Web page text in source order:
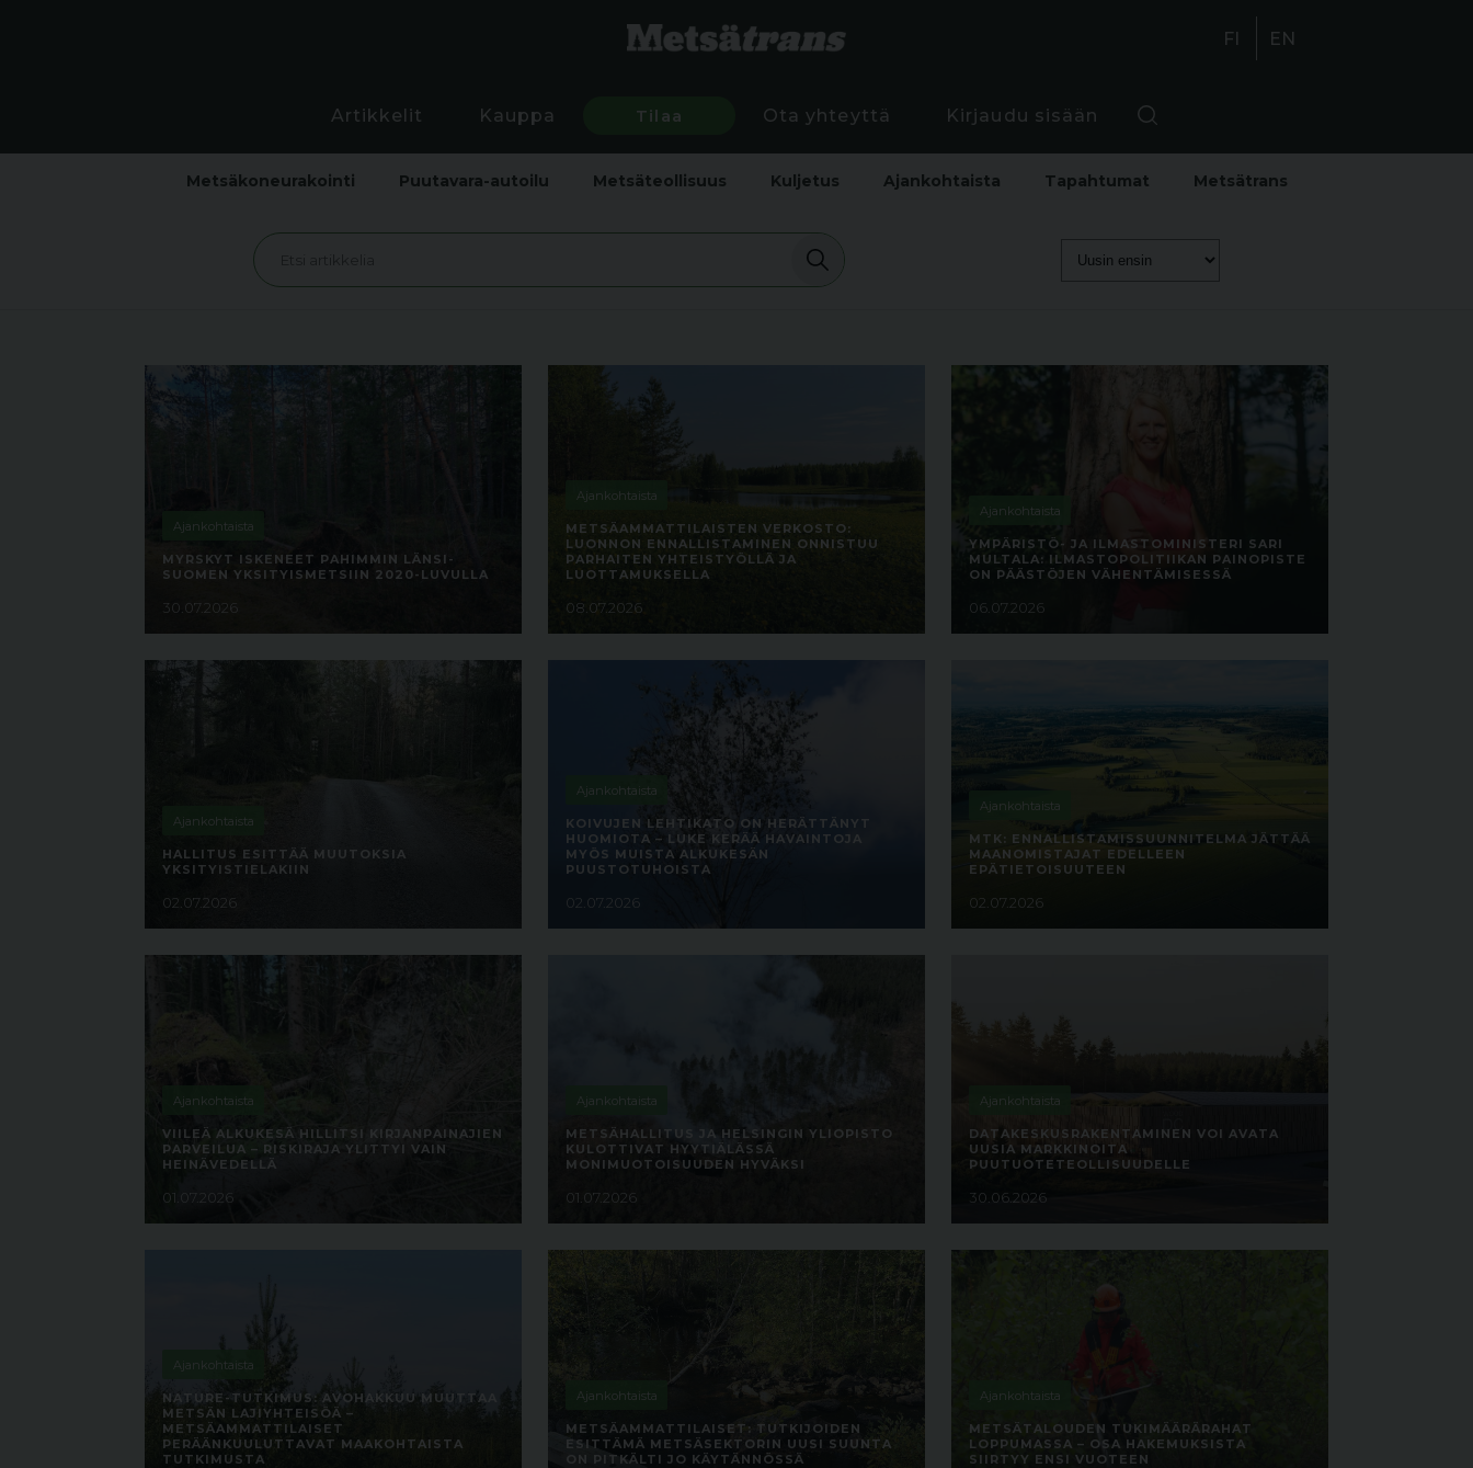
FI EN
Artikkelit Kauppa Tilaa Ota yhteyttä Kirjaudu sisään
Metsäkoneurakointi Puutavara-autoilu Metsäteollisuus Kuljetus Ajankohtaista Tapahtumat Metsätrans
Ajankohtaista
MYRSKYT ISKENEET PAHIMMIN LÄNSI-
SUOMEN YKSITYISMETSIIN 2020-LUVULLA
30.07.2026
Ajankohtaista
METSÄAMMATTILAISTEN VERKOSTO:
LUONNON ENNALLISTAMINEN ONNISTUU
PARHAITEN YHTEISTYÖLLÄ JA
LUOTTAMUKSELLA
08.07.2026
Ajankohtaista
YMPÄRISTÖ- JA ILMASTOMINISTERI SARI
MULTALA: ILMASTOPOLITIIKAN PAINOPISTE
ON PÄÄSTÖJEN VÄHENTÄMISESSÄ
06.07.2026
Ajankohtaista
HALLITUS ESITTÄÄ MUUTOKSIA
YKSITYISTIELAKIIN
02.07.2026
Ajankohtaista
KOIVUJEN LEHTIKATO ON HERÄTTÄNYT
HUOMIOTA – LUKE KERÄÄ HAVAINTOJA
MYÖS MUISTA ALKUKESÄN
PUUSTOTUHOISTA
02.07.2026
Ajankohtaista
MTK: ENNALLISTAMISSUUNNITELMA JÄTTÄÄ
MAANOMISTAJAT EDELLEEN
EPÄTIETOISUUTEEN
02.07.2026
Ajankohtaista
VIILEÄ ALKUKESÄ HILLITSI KIRJANPAINAJIEN
PARVEILUA – RISKIRAJA YLITTYI VAIN
HEINÄVEDELLÄ
01.07.2026
Ajankohtaista
METSÄHALLITUS JA HELSINGIN YLIOPISTO
KULOTTIVAT HYYTIÄLÄSSÄ
MONIMUOTOISUUDEN HYVÄKSI
01.07.2026
Ajankohtaista
DATAKESKUSRAKENTAMINEN VOI AVATA
UUSIA MARKKINOITA
PUUTUOTETEOLLISUUDELLE
30.06.2026
Ajankohtaista
NATURE-TUTKIMUS: AVOHAKKUU MUUTTAA
METSÄN LAJIYHTEISÖÄ –
METSÄAMMATTILAISET
PERÄÄNKUULUTTAVAT MAAKOHTAISTA
TUTKIMUSTA
Ajankohtaista
METSÄAMMATTILAISET: TUTKIJOIDEN
ESITTÄMÄ METSÄSEKTORIN UUSI SUUNTA
ON PITKÄLTI JO KÄYTÄNNÖSSÄ
Ajankohtaista
METSÄTALOUDEN TUKIMÄÄRÄRAHAT
LOPPUMASSA – OSA HAKEMUKSISTA
SIIRTYY ENSI VUOTEEN